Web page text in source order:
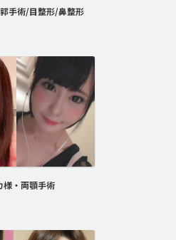
手術/目整形/鼻整形
様・両顎手術